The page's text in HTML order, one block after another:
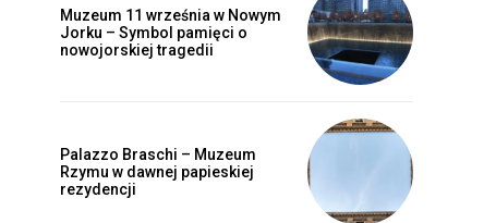
Muzeum 11 września w Nowym
Jorku – Symbol pamięci o
nowojorskiej tragedii
Palazzo Braschi – Muzeum
Rzymu w dawnej papieskiej
rezydencji